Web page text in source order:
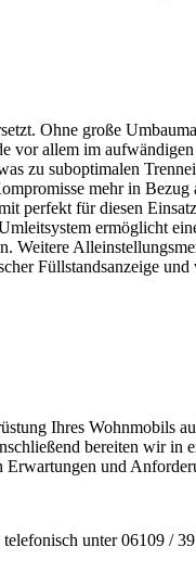
Ohne große
allem im
zu suboptimalen
mehr in
perfekt für diesen
ermöglicht
Weitere
Füllstandsanzeige und
Ihres Wohnmobils
bereiten wir
und
unter 06109 /